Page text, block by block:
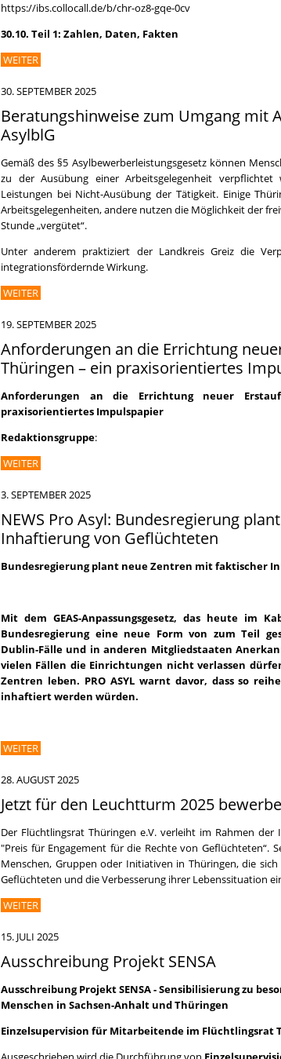
https://ibs.collocall.de/b/chr-oz8-gqe-0cv
30.10. Teil 1: Zahlen, Daten, Fakten
WEITER
30. SEPTEMBER 2025
Beratungshinweise zum Umgang mit
AsylblG
Gemäß des §5 Asylbewerberleistungsgesetz können
zu der Ausübung einer Arbeitsgelegenheit
Leistungen bei Nicht-Ausübung der Tätigkeit. Einige
Arbeitsgelegenheiten, andere nutzen die Möglichkeit der
Stunde „vergütet“.
Unter anderem praktiziert der Landkreis Greiz die
integrationsfördernde Wirkung.
WEITER
19. SEPTEMBER 2025
Anforderungen an die Errichtung
Thüringen – ein praxisorientiertes
Anforderungen an die Errichtung neuer
praxisorientiertes Impulspapier
Redaktionsgruppe:
WEITER
3. SEPTEMBER 2025
NEWS Pro Asyl: Bundesregierung
Inhaftierung von Geflüchteten
Bundesregierung plant neue Zentren mit faktischer
Mit dem GEAS-Anpassungsgesetz, das heute im
Bundesregierung eine neue Form von zum Teil
Dublin-Fälle und in anderen Mitgliedstaaten
vielen Fällen die Einrichtungen nicht verlassen
Zentren leben. PRO ASYL warnt davor, dass so
inhaftiert werden würden.
WEITER
28. AUGUST 2025
Jetzt für den Leuchtturm 2025
Der Flüchtlingsrat Thüringen e.V. verleiht im Rahmen
"Preis für Engagement für die Rechte von Geflüchteten“.
Menschen, Gruppen oder Initiativen in Thüringen, die
Geflüchteten und die Verbesserung ihrer Lebenssituation
WEITER
15. JULI 2025
Ausschreibung Projekt SENSA
Ausschreibung ProjektSENSA - Sensibilisierung zu
Menschen in Sachsen-Anhalt und Thüringen
Einzelsupervision für Mitarbeitende im Flüchtlingsrat